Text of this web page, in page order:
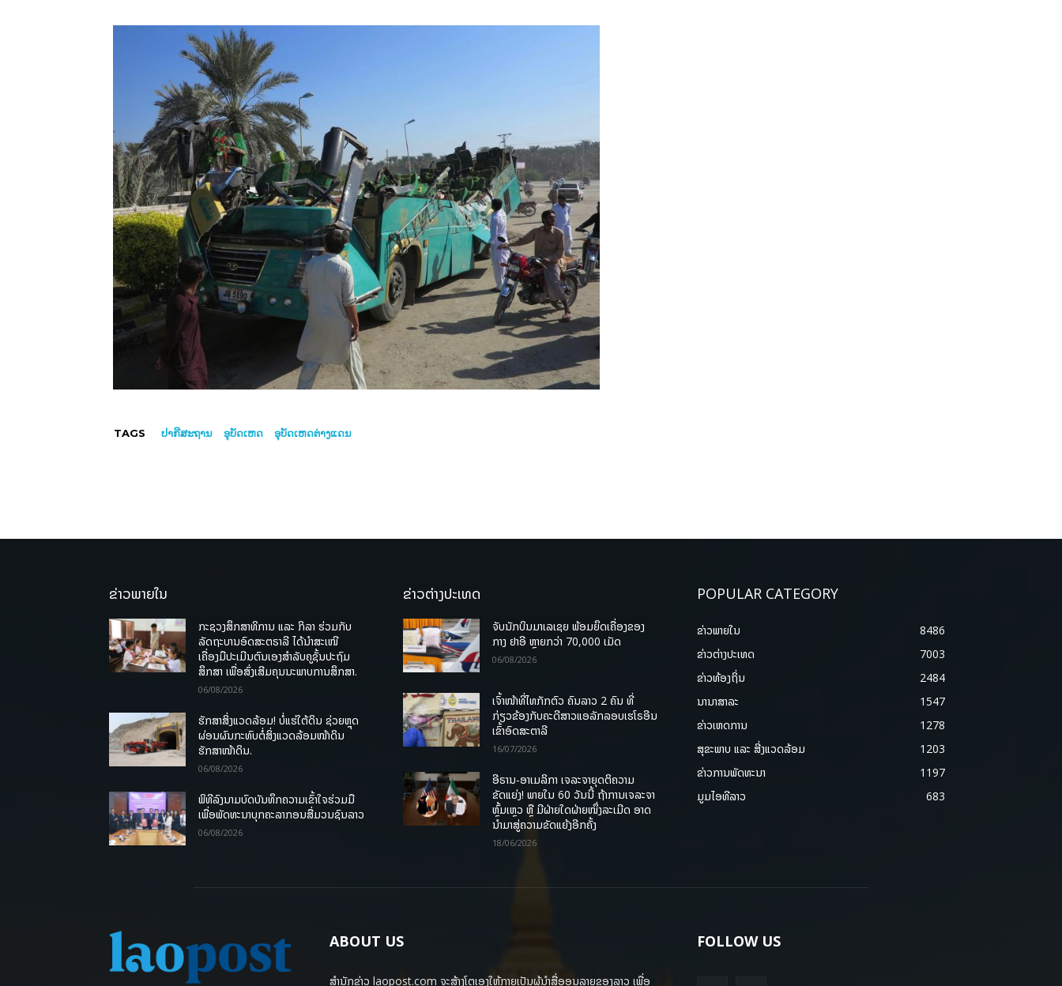
TAGS ປາກີສະຖານ ອຸບັດເຫດ ອຸບັດເຫດຕ່າງແດນ
ຂ່າວພາຍໃນ
ກະຊວງສຶກສາທິການ ແລະ ກິລາ ຮ່ວມກັບ
ລັດຖະບານອົດສະຕຣາລີ ໄດ້ນຳສະເໜີ
ເຄື່ອງມືປະເມີນຕົນເອງສຳລັບຄູຊັ້ນປະຖົມ
ສຶກສາ ເພື່ອສົ່ງເສີມຄຸນນະພາບການສຶກສາ.
06/08/2026
ຮັກສາສິ່ງແວດລ້ອມ! ບໍ່ແຮ່ໃຕ້ດິນ ຊ່ວຍຫຼຸດ
ຜ່ອນຜົນກະທົບຕໍ່ສິ່ງແວດລ້ອມໜ້າດິນ
ຮັກສາໜ້າດິນ.
06/08/2026
ພິທີລົງນາມບົດບັນທຶກຄວາມເຂົ້າໃຈຮ່ວມມື
ເພື່ອພັດທະນາບຸກຄະລາກອນສື່ມວນຊົນລາວ
06/08/2026
ຂ່າວຕ່າງປະເທດ
ຈັບນັກບິນມາເລເຊຍ ພ້ອມຍຶດເຄື່ອງຂອງ
ກາງ ຢາອີ ຫຼາຍກວ່າ 70,000 ເມັດ
06/08/2026
ເຈົ້າໜ້າທີ່ໄທກັກຕົວ ຄົນລາວ 2 ຄົນ ທີ່
ກ່ຽວຂ້ອງກັບຄະດີສາວແອລັກລອບເຮໂຣອີນ
ເຂົ້າອົດສະຕາລີ
16/07/2026
ອີຣານ-ອາເມລິກາ ເຈລະຈາຍຸດຕິຄວາມ
ຂັດແຍ່ງ! ພາຍໃນ 60 ວັນນີ້ ຖ້າການເຈລະຈາ
ຫຼົ້ມເຫຼວ ຫຼື ມີຝ່າຍໃດຝ່າຍໜຶ່ງລະເມີດ ອາດ
ນໍາມາສູ່ຄວາມຂັດແຍ້ງອີກຄັ້ງ
18/06/2026
POPULAR CATEGORY
ຂ່າວພາຍ​ໃນ
8486
ຂ່າວຕ່າງປະເທດ
7003
ຂ່າວທ້ອງຖິ່ນ
2484
ນານາສາລະ
1547
ຂ່າວເຫດການ
1278
ສຸຂະພາບ ແລະ ສີ່ງແວດລ້ອມ
1203
ຂ່າວການພັດທະນາ
1197
ມູມໄອທີລາວ
683
ABOUT US
ສຳນັກຂ່າວ laopost.com ຈະສ້າງໂຕເອງໃຫ້ກາຍເປັນຜູ້ນຳສື່ອອນລາຍຂອງລາວ ເພື່ອ
FOLLOW US